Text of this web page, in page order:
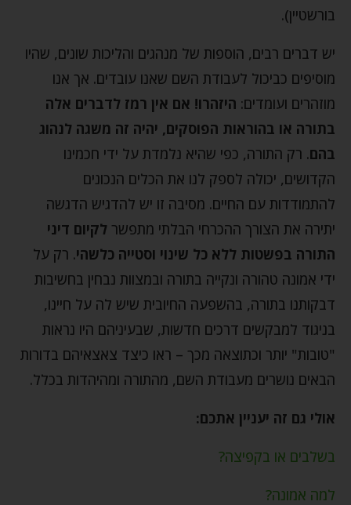
בורשטיין).
יש דברים רבים, הוספות של מנהגים והליכות שונים, שהיו
מוסיפים כביכול לעבודת השם שאנו עובדים. אך אנו
מוזהרים ועומדים: היזהרו! אם אין רמז לדברים אלה
בתורה או בהוראות הפוסקים, יהיה זה משגה לנהוג
בהם. רק התורה, כפי שהיא נלמדת על ידי חכמינו
הקדושים, יכולה לספק לנו את הכלים הנכונים
להתמודדות עם החיים. מסיבה זו יש להדגיש הדגשה
יתירה את הצורך ההכרחי הבלתי מתפשר לקיום דיני
התורה בפשטות ללא כל שינוי וסטייה כלשהי. רק על
ידי אמונה טהורה ונקייה בתורה ובמצוות נבחין בחשיבות
דבקותנו בתורה, בהשפעה החיובית שיש לה על חיינו,
בניגוד למבקשים דרכים חדשות, שבעיניהם היו נראות
"טובות" יותר וכתוצאה מכך – ראו כיצד צאצאיהם בדורות
הבאים נושרים מעבודת השם, מהתורה ומהיהדות בכלל.
אולי גם זה יעניין אתכם:
בשלבים או בקפיצה?
למה אמונה?